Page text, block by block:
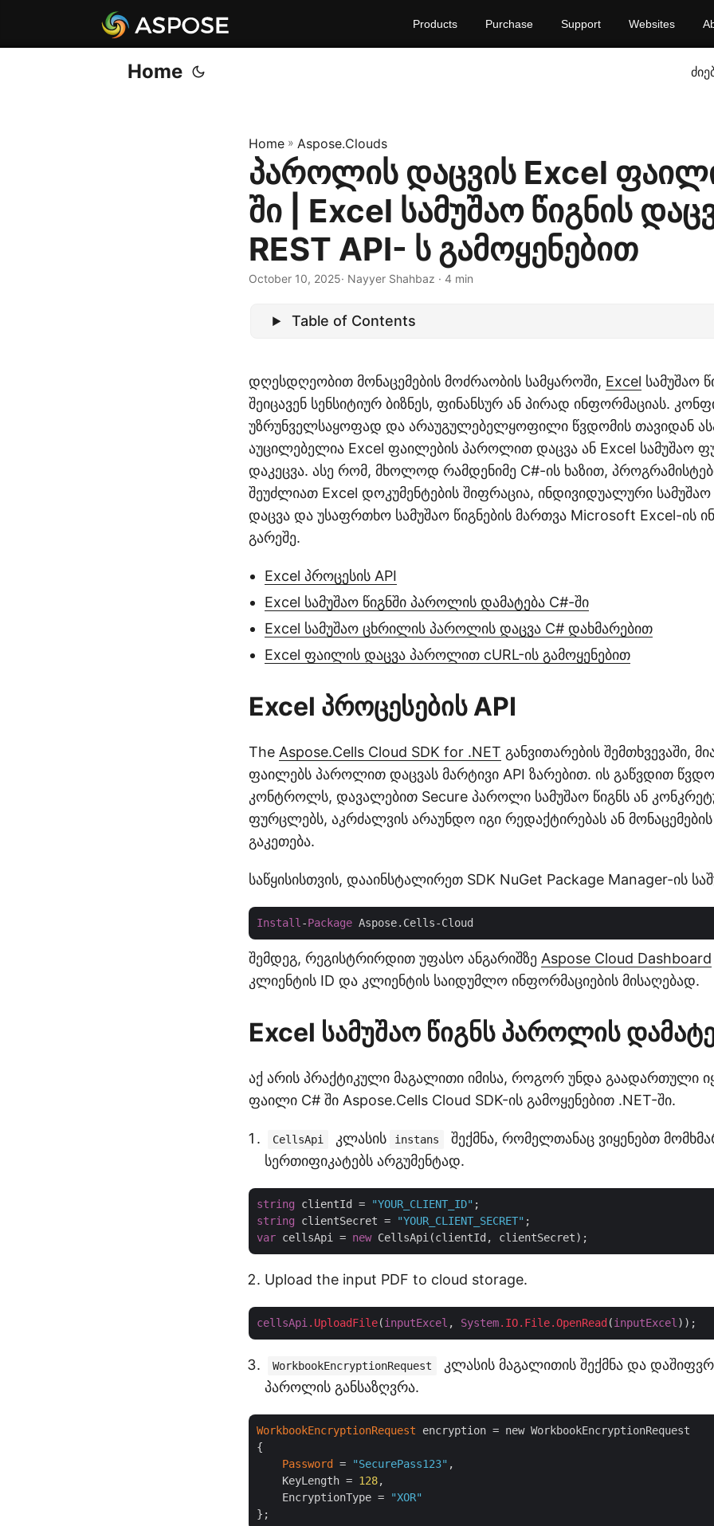
Products Purchase Support Websites
Home
Home » Aspose.Clouds
პაროლის დაცვის Excel
ში | Excel სამუშაო წიგნის
REST API- ს გამოყენებით
October 10, 2025· Nayyer Shahbaz · 4 min
Table of Contents
დღესდღეობით მონაცემების მოძრაობის სამყაროში, Excel სამუშაო
შეიცავენ სენსიტიურ ბიზნეს, ფინანსურ ან პირად ინფორმაციას.
უზრუნველსაყოფად და არაუგულებელყოფილი წვდომის თავიდან
აუცილებელია Excel ფაილების პაროლით დაცვა ან Excel სამუშაო
დაკეცვა. ასე რომ, მხოლოდ რამდენიმე C#-ის ხაზით,
შეუძლიათ Excel დოკუმენტების შიფრაცია, ინდივიდუალური
დაცვა და უსაფრთხო სამუშაო წიგნების მართვა Microsoft Excel-ის
გარეშე.
Excel პროცესის API
Excel სამუშაო წიგნში პაროლის დამატება C#-ში
Excel სამუშაო ცხრილის პაროლის დაცვა C# დახმარებით
Excel ფაილის დაცვა პაროლით cURL-ის გამოყენებით
Excel პროცესების API
The Aspose.Cells Cloud SDK for .NET განვითარების შემთხვევაში,
ფაილებს პაროლით დაცვას მარტივი API ზარებით. ის გაწვდით
კონტროლს, დავალებით Secure პაროლი სამუშაო წიგნს ან
ფურცლებს, აკრძალვის არაუნდო იგი რედაქტირებას ან
გაკეთება.
საწყისისთვის, დააინსტალირეთ SDK NuGet Package Manager-ის
Install-Package
შემდეგ, რეგისტრირდით უფასო ანგარიშზე Aspose Cloud Dashboard
კლიენტის ID და კლიენტის საიდუმლო ინფორმაციების მისაღებად.
Excel სამუშაო წიგნს პაროლის
აქ არის პრაქტიკული მაგალითი იმისა, როგორ უნდა გაადართული
ფაილი C# ში Aspose.Cells Cloud SDK-ის გამოყენებით .NET-ში.
CellsApi კლასის instans
შექმნა, რომელთანაც ვიყენებთ
სერთიფიკატებს არგუმენტად.
string clientId = "YOUR_CLIENT_ID"
string clientSecret = "YOUR_CLIENT_SECRET"
var cellsApi = new
Upload the input PDF to cloud storage.
cellsApi.UploadFile(inputExcel , System.IO.File.OpenRead (inputExcel
WorkbookEncryptionRequest
კლასის მაგალითის შექმნა და
პაროლის განსაზღვრა.
WorkbookEncryptionRequest encryption = new WorkbookEncryptionRequest
{
Password
= "SecurePass123" ,
    KeyLength =
128,
    EncryptionType =
"XOR"